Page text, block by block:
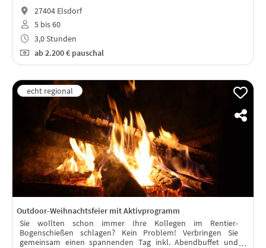
27404 Elsdorf
5 bis 60
3,0 Stunden
ab2.200 € pauschal
Outdoor-Weihnachtsfeier mit Aktivprogramm
Sie wollten schon immer Ihre Kollegen im Rentier-
Bogenschießen schlagen? Kein Problem! Verbringen Sie
gemeinsam einen spannenden Tag inkl. Abendbuffet und